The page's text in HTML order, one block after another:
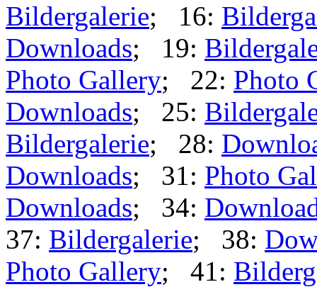
Bildergalerie; 16:
Downloads; 19:
Photo Gallery; 22: Photo
Downloads; 25:
Bildergalerie; 28:
Downloads; 31: Photo
Downloads; 34:
37: Bildergalerie; 38:
Photo Gallery; 41: